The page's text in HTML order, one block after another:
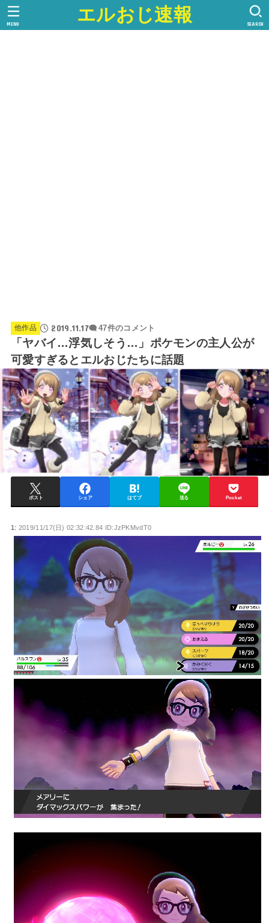
エルおじ速報 SEARCH
MENU
他作品 2019.11.17 47件のコメント
「ヤバイ…浮気しそう…」ポケモンの主人公が
可愛すぎるとエルおじたちに話題
ポスト シェア はてブ 送る Pocket
1: 2019/11/17(日) 02:32:42.84 ID:JzPKMvdT0